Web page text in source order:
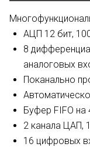
АЦП 12 бит,
8
аналоговых
Поканально
Буфер FIFO на
2 канала ЦАП,
16 цифровых